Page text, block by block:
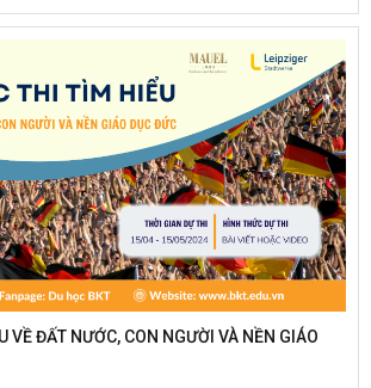
VỀ ĐẤT NƯỚC, CON NGƯỜI VÀ NỀN GIÁO